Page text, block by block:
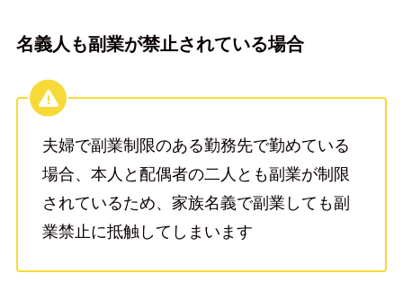
名義人も副業が禁止されている場合
夫婦で副業制限のある勤務先で勤めている
場合、本人と配偶者の二人とも副業が制限
されているため、家族名義で副業しても副
業禁止に抵触してしまいます